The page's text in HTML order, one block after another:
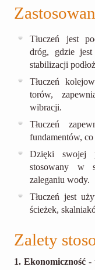
Tłuczeń jest
dróg, gdzie
stabilizacji
Tłuczeń
torów,
wibracji.
Tłuczeń
fundamentów,
Dzięki swojej
stosowany w
zaleganiu wody.
Tłuczeń jest
ścieżek,
Zalety
1. Ekonomiczność -